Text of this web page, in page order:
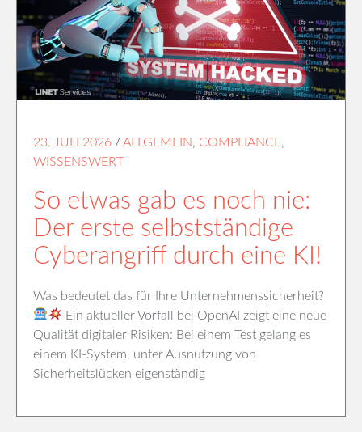
23. JULI 2026 /ALLGEMEIN, COMPLIANCE,
WISSENSWERT
So etwas gab es noch nie:
Der erste selbstständige
Cyberangriff durch eine KI!
Was bedeutet das für Ihre Unternehmenssicherheit?
Ein aktueller Vorfall bei OpenAI zeigt eine neue
Qualität digitaler Risiken: Bei einem Test gelang es
einem KI-System, unter Ausnutzung von
Sicherheitslücken eigenständig